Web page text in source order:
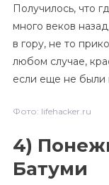
Получилось, что
много веков
в гору, не то
любом случае,
если еще не были
Фото: lifehacker.ru
4)
Батуми